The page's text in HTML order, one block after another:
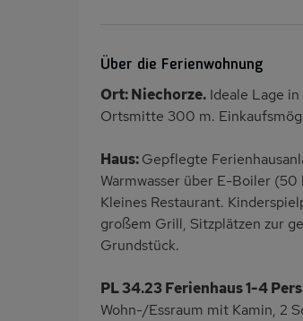
Über die Ferienwohnung
Ort: Niechorze. Ideale Lage
Ortsmitte 300 m.
Haus:Gepflegte
Warmwasser über E-Boiler
Kleines Restaurant.
großem Grill, Sitzplätzen zur
Grundstück.
PL 34.23 Ferienhaus 1-4
Wohn-/Essraum mit Kamin, 2